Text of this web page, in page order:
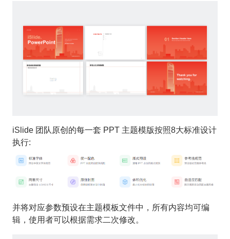
iSlide 团队原创的每一套 PPT 主题模版按照8大标准设计
执行:
并将对应参数预设在主题模板文件中，所有内容均可编
辑，使用者可以根据需求二次修改。